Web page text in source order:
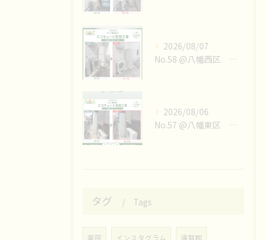
2026/08/07
No.58 @八幡西区 エコキュート取替工事👷‍♀️
2026/08/06
No.57 @八幡東区 エコキュート取替工事👷‍♀️
タグ Tags
薬院 インスタグラム 遠賀郡